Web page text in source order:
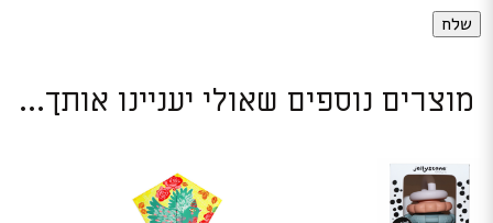
מוצרים נוספים שאולי יעניינו אותך...